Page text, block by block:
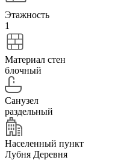
Этажность
1
Материал стен
блочный
Санузел
раздельный
Населенный пункт
Лубня Деревня